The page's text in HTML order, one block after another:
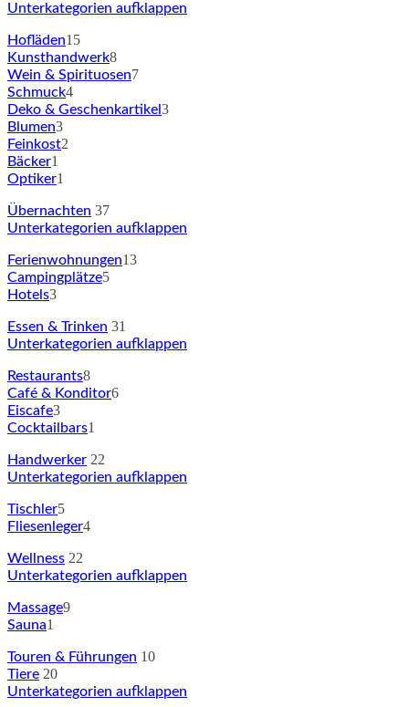
Unterkategorien aufklappen
Hofläden15
Kunsthandwerk8
Wein & Spirituosen7
Schmuck4
Deko & Geschenkartikel 3
Blumen3
Feinkost2
Bäcker1
Optiker1
Übernachten 37
Unterkategorien aufklappen
Ferienwohnungen13
Campingplätze5
Hotels3
Essen & Trinken 31
Unterkategorien aufklappen
Restaurants8
Café & Konditor6
Eiscafe3
Cocktailbars1
Handwerker 22
Unterkategorien aufklappen
Tischler5
Fliesenleger4
Wellness 22
Unterkategorien aufklappen
Massage9
Sauna1
Touren & Führungen 10
Tiere 20
Unterkategorien aufklappen